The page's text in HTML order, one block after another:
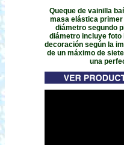
Queque de vainilla
masa elástica primer
diámetro segundo
diámetro incluye
decoración según la
de un máximo de
una